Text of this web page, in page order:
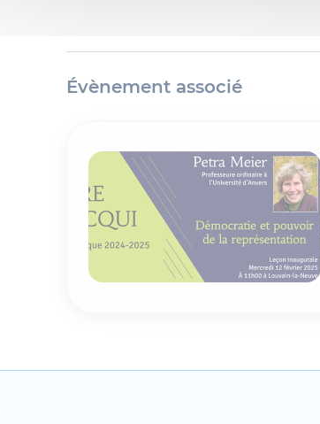
Évènement associé